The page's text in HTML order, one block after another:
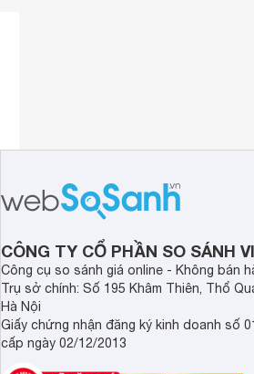
các chuyên gia cơ khí và thợ sửa
CÔNG TY CỔ PHẦN SO SÁNH
Công cụ so sánh giá online - Không bán
Trụ sở chính: Số 195 Khâm Thiên, Thổ
Hà Nội
Giấy chứng nhận đăng ký kinh doanh số
cấp ngày 02/12/2013